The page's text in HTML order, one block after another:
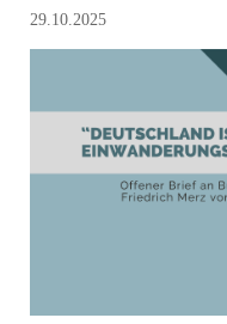
29.10.2025